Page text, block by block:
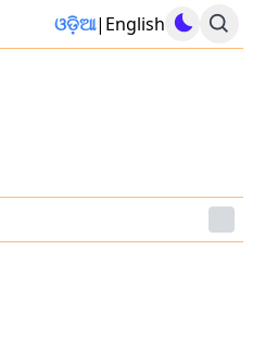
ଓଡ଼ିଆ| English